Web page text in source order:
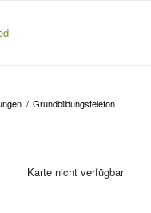
/ Grundbildungstelefon
Karte nicht verfügbar